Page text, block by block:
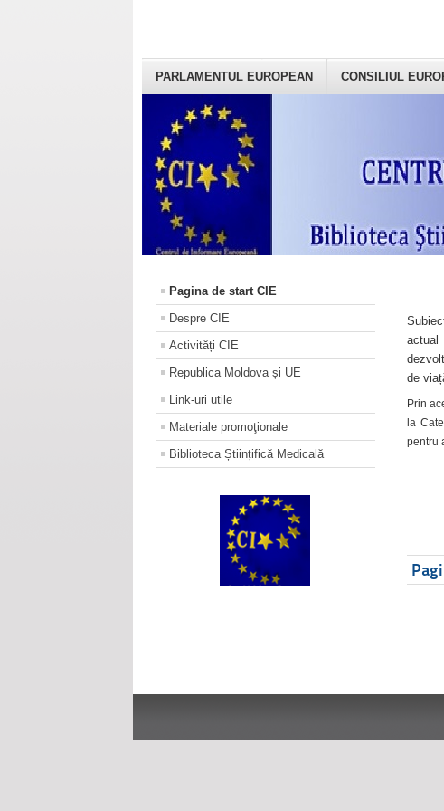
PARLAMENTUL EUROPEAN CONSILIUL
Pagina de start CIE
Despre CIE
Activități CIE
Republica Moldova și UE
Link-uri utile
Materiale promoţionale
Biblioteca Științifică Medicală
actual
de
Prin
la
pentru